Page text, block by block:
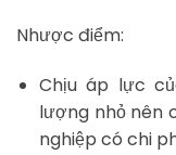
Nhược điểm:
Chịu áp lực
lượng nhỏ nên
nghiệp có chi